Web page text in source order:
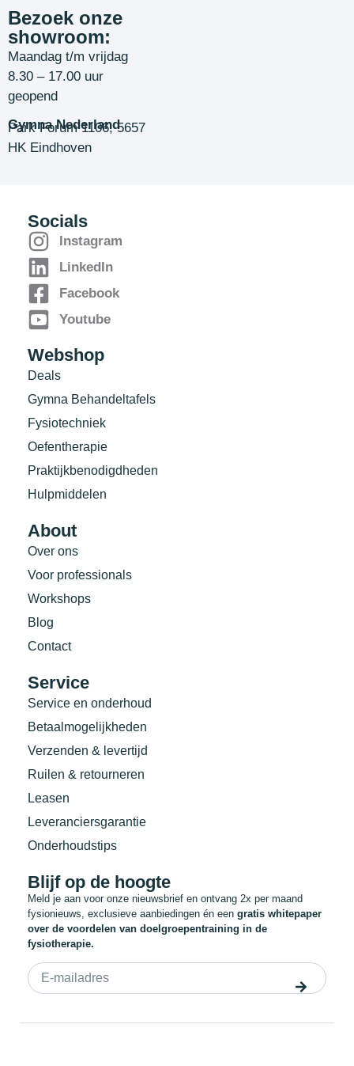
Bezoek onze
showroom:
Maandag t/m vrijdag
8.30 – 17.00 uur
geopend
Gymna Nederland
Park Forum 1106, 5657
HK Eindhoven
Socials
Instagram
LinkedIn
Facebook
Youtube
Webshop
Deals
Gymna Behandeltafels
Fysiotechniek
Oefentherapie
Praktijkbenodigdheden
Hulpmiddelen
About
Over ons
Voor professionals
Workshops
Blog
Contact
Service
Service en onderhoud
Betaalmogelijkheden
Verzenden & levertijd
Ruilen & retourneren
Leasen
Leveranciersgarantie
Onderhoudstips
Blijf op de hoogte
Meld je aan voor onze nieuwsbrief en ontvang 2x per maand
fysionieuws, exclusieve aanbiedingen én een gratis whitepaper
over de voordelen van doelgroepentraining in de
fysiotherapie.